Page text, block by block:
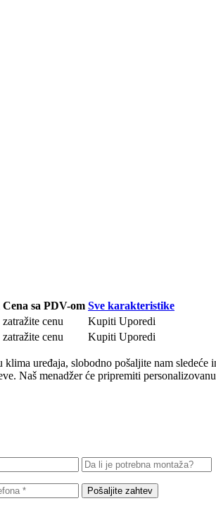
Cena sa PDV-om Sve karakteristike
zatražite cenu Kupiti Uporedi
zatražite cenu Kupiti Uporedi
klima uređaja, slobodno pošaljite nam
Naš menadžer će pripremiti
Pošaljite zahtev